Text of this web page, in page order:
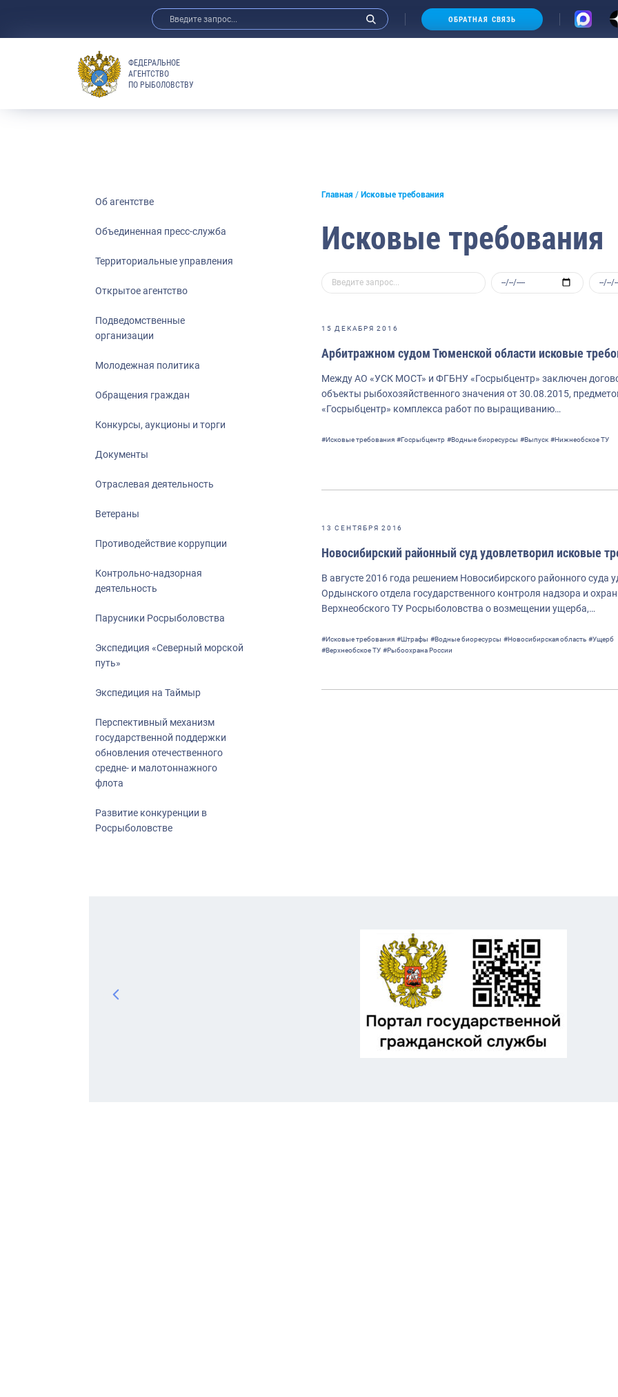
ОБРАТНАЯ СВЯЗЬ
ФЕДЕРАЛЬНОЕ
АГЕНТСТВО
ПО РЫБОЛОВСТВУ
Об агентстве
Объединенная пресс-служба
Территориальные управления
Открытое агентство
Подведомственные
организации
Молодежная политика
Обращения граждан
Конкурсы, аукционы и торги
Документы
Отраслевая деятельность
Ветераны
Противодействие коррупции
Контрольно-надзорная
деятельность
Парусники Росрыболовства
Экспедиция «Северный морской
путь»
Экспедиция на Таймыр
Перспективный механизм
государственной поддержки
обновления отечественного
средне- и малотоннажного
флота
Развитие конкуренции в
Росрыболовстве
Главная Исковые требования
Исковые требования
15 ДЕКАБРЯ 2016
Арбитражном судом Тюменской области исковые
Между АО «УСК МОСТ» и ФГБНУ «Госрыбцентр» заключен
объекты рыбохозяйственного значения от 30.08.2015,
«Госрыбцентр» комплекса работ по выращиванию…
#Исковые требования #Госрыбцентр #Водные биоресурсы #Выпуск #Нижнеобское ТУ
13 СЕНТЯБРЯ 2016
Новосибирский районный суд удовлетворил исковые
В августе 2016 года решением Новосибирского районного суда
Ордынского отдела государственного контроля надзора и
Верхнеобского ТУ Росрыболовства о возмещении ущерба,…
#Исковые требования #Штрафы #Водные биоресурсы #Новосибирская область #Ущерб
#Верхнеобское ТУ #Рыбоохрана России